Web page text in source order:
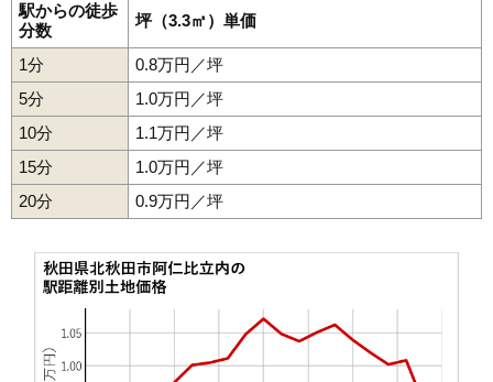
駅からの徒歩
分数
坪（3.3㎡）単価
1分
0.8万円／坪
5分
1.0万円／坪
10分
1.1万円／坪
15分
1.0万円／坪
20分
0.9万円／坪